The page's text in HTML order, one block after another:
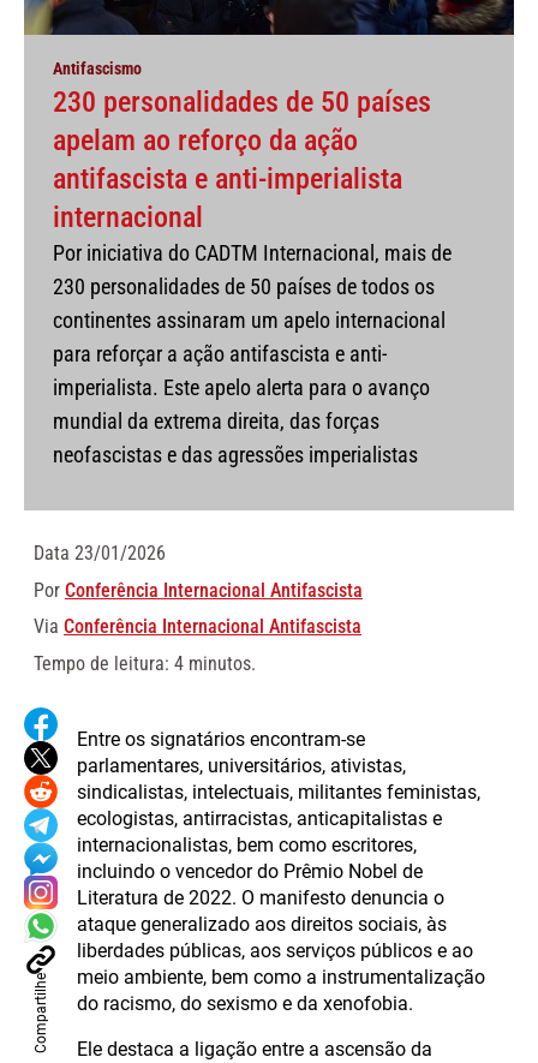
Antifascismo
230 personalidades de 50 países
apelam ao reforço da ação
antifascista e anti-imperialista
internacional
Por iniciativa do CADTM Internacional, mais de
230 personalidades de 50 países de todos os
continentes assinaram um apelo internacional
para reforçar a ação antifascista e anti-
imperialista. Este apelo alerta para o avanço
mundial da extrema direita, das forças
neofascistas e das agressões imperialistas
Data 23/01/2026
Por Conferência Internacional Antifascista
Via Conferência Internacional Antifascista
Tempo de leitura: 4 minutos.
Compartilhe
Entre os signatários encontram-se
parlamentares, universitários, ativistas,
sindicalistas, intelectuais, militantes feministas,
ecologistas, antirracistas, anticapitalistas e
internacionalistas, bem como escritores,
incluindo o vencedor do Prêmio Nobel de
Literatura de 2022. O manifesto denuncia o
ataque generalizado aos direitos sociais, às
liberdades públicas, aos serviços públicos e ao
meio ambiente, bem como a instrumentalização
do racismo, do sexismo e da xenofobia.
Ele destaca a ligação entre a ascensão da